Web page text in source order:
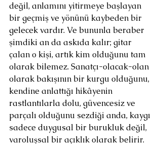
değil, anlamını yitirmeye başlayan
bir geçmiş ve yönünü kaybeden bir
gelecek vardır. Ve bununla beraber
şimdiki an da askıda kalır; gitar
çalan o kişi, artık kim olduğunu tam
olarak bilemez. Sanatçı-olacak-olan
olarak bakışının bir kurgu olduğunu,
kendine anlattığı hikâyenin
rastlantılarla dolu, güvencesiz ve
parçalı olduğunu sezdiği anda, kaygı
sadece duygusal bir burukluk değil,
varoluşsal bir açıklık olarak belirir.